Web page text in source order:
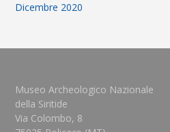
Dicembre 2020
Museo Archeologico Nazionale
della Siritide
Via Colombo, 8